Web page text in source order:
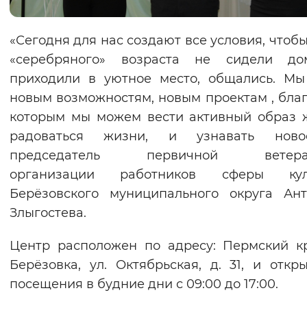
«Сегодня для нас создают все условия,
«серебряного» возраста не сидели
приходили в уютное место, общались.
новым возможностям, новым проектам ,
которым мы можем вести активный образ
радоваться жизни, и узнавать
председатель первичной
организации работников сферы
Берёзовского муниципального округа
Злыгостева.
Центр расположен по адресу: Пермский
Берёзовка, ул. Октябрьская, д. 31, и
посещения в будние дни с 09:00 до 17:00.